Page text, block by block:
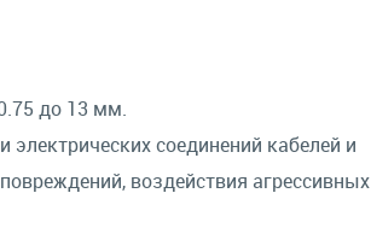
до 13 мм.
соединений кабелей и
воздействия агрессивных